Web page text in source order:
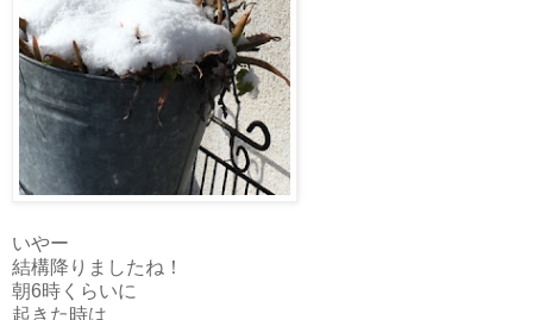
いやー
結構降りましたね！
朝6時くらいに
起きた時は